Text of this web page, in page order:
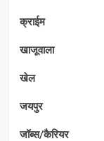
क्राईम
खाजूवाला
खेल
जयपुर
जॉब्स/कैरियर